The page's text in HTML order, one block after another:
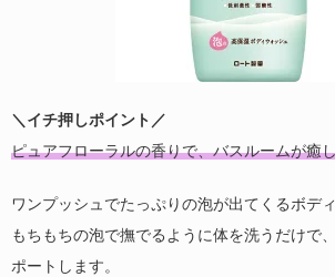
＼イチ押しポイント／
ピュアフローラルの香りで、バスルームが癒
ワンプッシュでたっぷりの泡が出てくるボディ
もちもちの泡で撫でるように体を洗うだけで
ポートします。